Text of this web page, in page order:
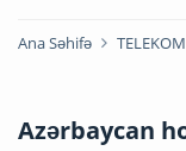
Ana Səhifə
Azərbaycan